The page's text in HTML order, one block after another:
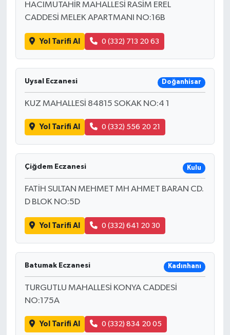
HACIMUTAHİR MAHALLESİ RASİM EREL
CADDESİ MELEK APARTMANI NO:16B
Yol Tarifi Al 0 (332) 713 20 63
Uysal Eczanesi Doğanhisar
KUZ MAHALLESİ 84815 SOKAK NO:4 1
Yol Tarifi Al 0 (332) 556 20 21
Çiğdem Eczanesi Kulu
FATİH SULTAN MEHMET MH AHMET BARAN CD.
D BLOK NO:5D
Yol Tarifi Al 0 (332) 641 20 30
Batumak Eczanesi Kadınhanı
TURGUTLU MAHALLESİ KONYA CADDESİ
NO:175A
Yol Tarifi Al 0 (332) 834 20 05